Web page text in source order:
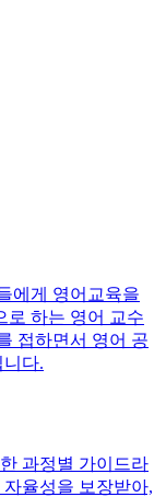
에게 영어교육을
로 하는 영어 교수
접하면서 영어 공
다.
과정별 가이드라
율성을 보장받아,